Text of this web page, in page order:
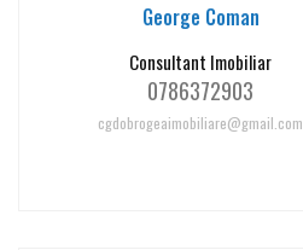
George Coman
Consultant Imobiliar
0786372903
cgdobrogeaimobiliare@gmail.com